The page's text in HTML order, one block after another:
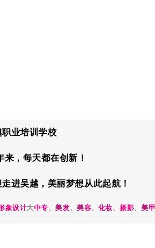
业培训学校
来，每天都在创新！
进吴越， 美丽梦想从此起航！
象设计大中专、美发、美容、 化妆、摄影、美甲